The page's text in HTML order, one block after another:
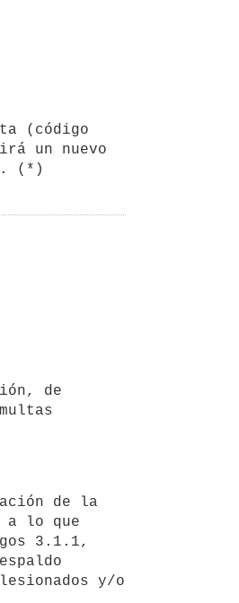
un nuevo
(*)
a lo que
3.1.1,
y/o